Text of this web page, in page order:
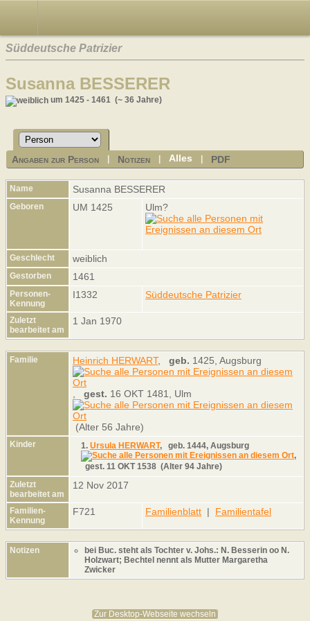
Süddeutsche Patrizier
Susanna BESSERER
um 1425 - 1461 (~ 36 Jahre)
Angaben zur Person Notizen |Alles PDF
Name Susanna BESSERER
Geboren UM 1425 Ulm?
Geschlecht weiblich
Gestorben 1461
Personen-
Kennung
I1332 Süddeutsche Patrizier
Zuletzt
bearbeitet am
1 Jan 1970
Familie Heinrich HERWART, geb. 1425, Augsburg
gest. 16 OKT 1481, Ulm
(Alter 56 Jahre)
Kinder 1. Ursula HERWART, geb. 1444, Augsburg
,
gest. 11 OKT 1538 (Alter 94 Jahre)
Zuletzt
bearbeitet am
12 Nov 2017
Familien-
Kennung
F721 Familienblatt | Familientafel
Notizen
bei Buc. steht als Tochter v. Johs.: N. Besserin oo N.
Holzwart; Bechtel nennt als Mutter Margaretha
Zwicker
Zur Desktop-Webseite wechseln